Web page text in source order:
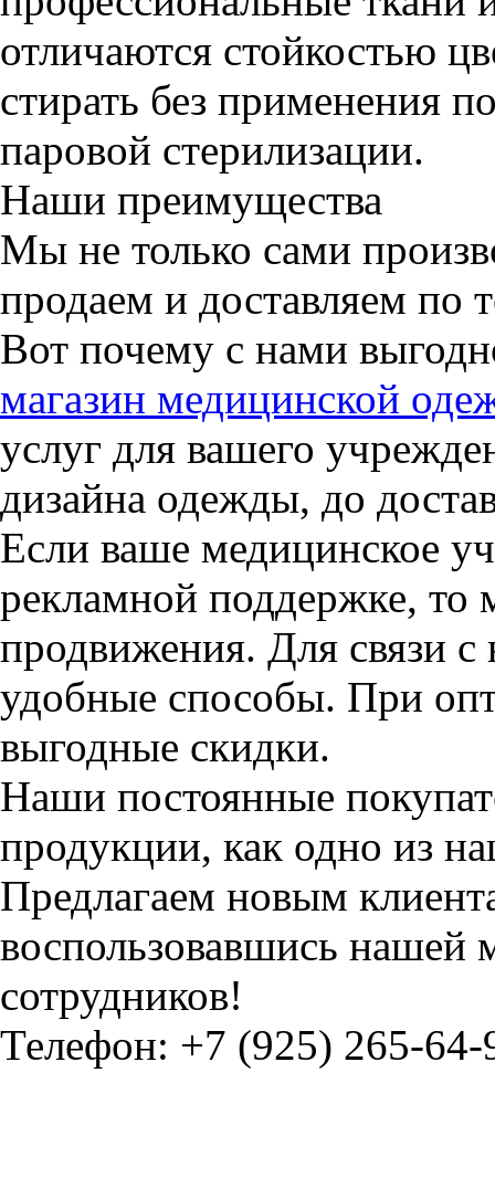
отличаются стойкостью
стирать без применения
паровой стерилизации.
Наши преимущества
Мы не только сами
продаем и доставляем по
Вот почему с нами
магазин медицинской
услуг для вашего
дизайна одежды, до
Если ваше медицинское
рекламной поддержке, то
продвижения. Для связи
удобные способы. При
выгодные скидки.
Наши постоянные
продукции, как одно из
Предлагаем новым
воспользовавшись нашей
сотрудников!
Телефон: +7 (925) 265-64-